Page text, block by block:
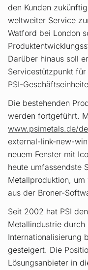
den Kunden
weltweiter Service
Watford bei London
Darüber hinaus soll
Servicestützpunkt
PSI-
Die bestehenden
werden fortgeführt.
www.psimetals.de/
external-link-new-
neuem Fenster mit
heute umfassendste
Metallproduktion,
aus der Broner-
Seit 2002 hat PSI
Metallindustrie durch
Internationalisierung
gesteigert. Die
Lösungsanbieter in